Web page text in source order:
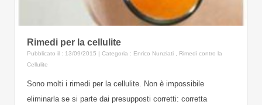
Rimedi per la cellulite
Pubblicato il : 13/09/2015 | Categoria : Enrico Nunziati , Rimedi contro la
Cellulite
Sono molti i rimedi per la cellulite. Non è impossibile
eliminarla se si parte dai presupposti corretti: corretta